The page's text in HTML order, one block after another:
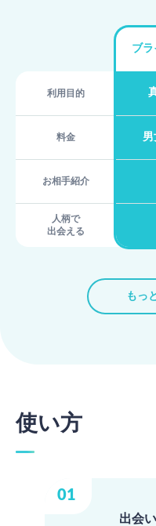
利用目的
料金
お相手紹介
人柄で
出会える
ブラ
男
もっ
使い方
出会